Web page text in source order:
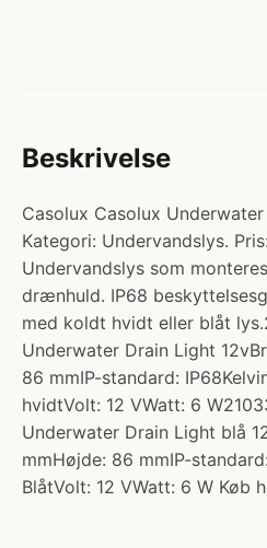
Beskrivelse
Casolux Casolux
Kategori: Undervandslys.
Undervandslys som
drænhuld. IP68
med koldt hvidt eller blåt
Underwater Drain Light
86 mmIP-standard:
hvidtVolt: 12 VWatt: 6
Underwater Drain Light blå
mmHøjde: 86 mmIP-
BlåtVolt: 12 VWatt: 6 W Køb